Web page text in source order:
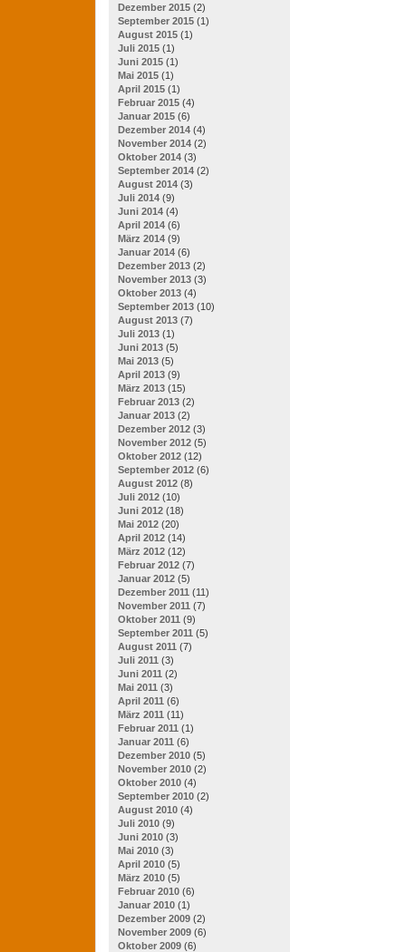
Dezember 2015 (2)
September 2015 (1)
August 2015 (1)
Juli 2015 (1)
Juni 2015 (1)
Mai 2015 (1)
April 2015 (1)
Februar 2015 (4)
Januar 2015 (6)
Dezember 2014 (4)
November 2014 (2)
Oktober 2014 (3)
September 2014 (2)
August 2014 (3)
Juli 2014 (9)
Juni 2014 (4)
April 2014 (6)
März 2014 (9)
Januar 2014 (6)
Dezember 2013 (2)
November 2013 (3)
Oktober 2013 (4)
September 2013 (10)
August 2013 (7)
Juli 2013 (1)
Juni 2013 (5)
Mai 2013 (5)
April 2013 (9)
März 2013 (15)
Februar 2013 (2)
Januar 2013 (2)
Dezember 2012 (3)
November 2012 (5)
Oktober 2012 (12)
September 2012 (6)
August 2012 (8)
Juli 2012 (10)
Juni 2012 (18)
Mai 2012 (20)
April 2012 (14)
März 2012 (12)
Februar 2012 (7)
Januar 2012 (5)
Dezember 2011 (11)
November 2011 (7)
Oktober 2011 (9)
September 2011 (5)
August 2011 (7)
Juli 2011 (3)
Juni 2011 (2)
Mai 2011 (3)
April 2011 (6)
März 2011 (11)
Februar 2011 (1)
Januar 2011 (6)
Dezember 2010 (5)
November 2010 (2)
Oktober 2010 (4)
September 2010 (2)
August 2010 (4)
Juli 2010 (9)
Juni 2010 (3)
Mai 2010 (3)
April 2010 (5)
März 2010 (5)
Februar 2010 (6)
Januar 2010 (1)
Dezember 2009 (2)
November 2009 (6)
Oktober 2009 (6)